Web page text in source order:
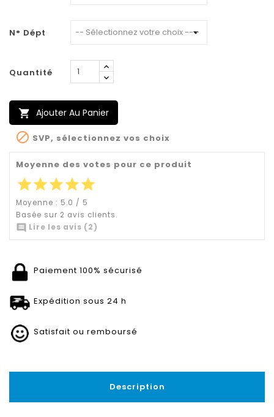
N° Dépt
Quantité
 Ajouter Au Panier
 SVP, sélectionnez vos choix
Moyenne des votes pour ce produit
starstarstarstarstar
Moyenne : 5.0 / 5
Basée sur 2 avis clients.
 Lire les avis (2)
Paiement 100% sécurisé
Expédition sous 24 h
Satisfait ou remboursé
Description